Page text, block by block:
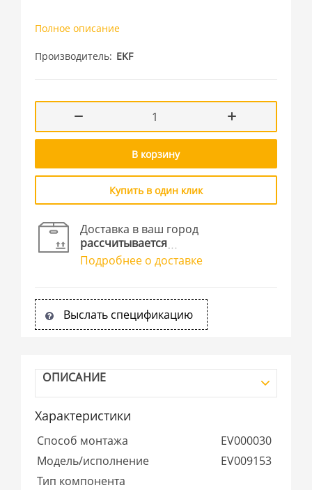
Полное описание
Производитель EKF
В корзину
Купить в один клик
Доставка в ваш город
рассчитывается
Подробнее о доставке
Выслать спецификацию
ОПИСАНИЕ
Характеристики
Способ монтажа
EV000030
Модель/исполнение
EV009153
Тип компонента